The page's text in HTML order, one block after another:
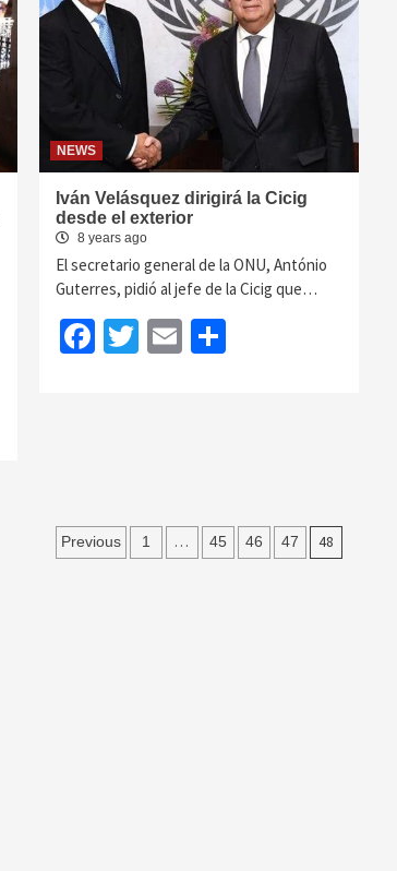
NEWS
Iván Velásquez dirigirá la Cicig
desde el exterior
8 years ago
El secretario general de la ONU, António
Guterres, pidió al jefe de la Cicig que…
Facebook
Twitter
Email
Posts
Previous 1 … 45 46 47 48